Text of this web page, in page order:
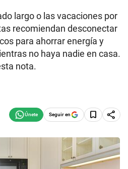
largo o las vacaciones por
recomiendan desconectar
para ahorrar energía y
no haya nadie en casa.
nota.
Seguir en